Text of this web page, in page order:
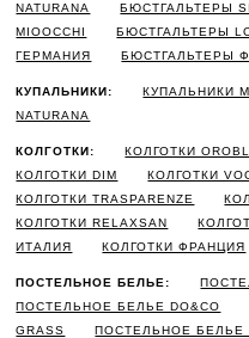
NATURANA
БЮСТГАЛЬТЕРЫ
MIOOCCHI
БЮСТГАЛЬТЕРЫ
ГЕРМАНИЯ
БЮСТГАЛЬТЕРЫ
КУПАЛЬНИКИ: КУПАЛЬНИКИ
NATURANA
КОЛГОТКИ: КОЛГОТКИ
КОЛГОТКИ DIM
КОЛГОТКИ
КОЛГОТКИ TRASPARENZE
КОЛГОТКИ RELAXSAN
ИТАЛИЯ
КОЛГОТКИ ФРАНЦИЯ
ПОСТЕЛЬНОЕ БЕЛЬЕ:
ПОСТЕЛЬНОЕ БЕЛЬЕ DO&CO
GRASS
ПОСТЕЛЬНОЕ БЕЛЬЕ